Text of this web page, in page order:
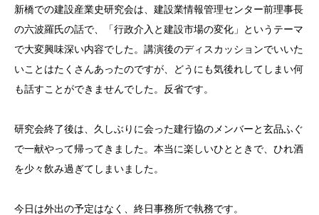
新橋での建設産業史研究会は、建設業情報管理センター前理事長
の六波羅氏の話で、「行政介入と建設市場の変化」というテーマ
で大変興味深い内容でした。講演後のディスカッションでいいた
いことはたくさんあったのですが、どうにも気後れしてしまい何
も話すことができませんでした。反省です。
研究会終了後は、久しぶりに会った建行協のメンバーと玄品ふぐ
で一献やって帰ってきました。本当に楽しいひとときで、ひれ酒
を少々飲み過ぎてしまいました。
今日は外出の予定はなく、終日事務所で執務です。